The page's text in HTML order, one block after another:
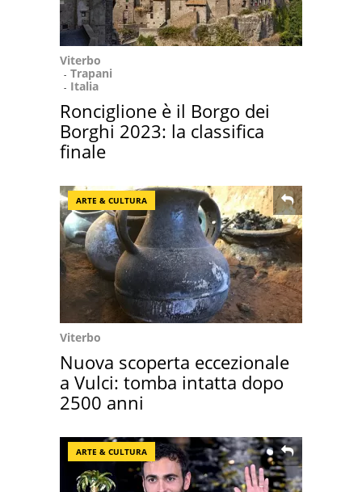
Viterbo
Trapani
Italia
Ronciglione è il Borgo dei
Borghi 2023: la classifica
finale
ARTE & CULTURA
Viterbo
Nuova scoperta eccezionale
a Vulci: tomba intatta dopo
2500 anni
ARTE & CULTURA